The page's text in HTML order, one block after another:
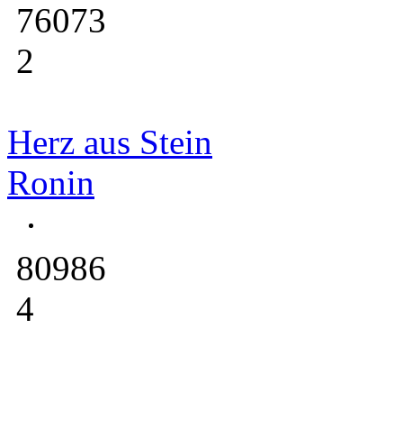
76073
2
Herz aus Stein
Ronin
80986
4